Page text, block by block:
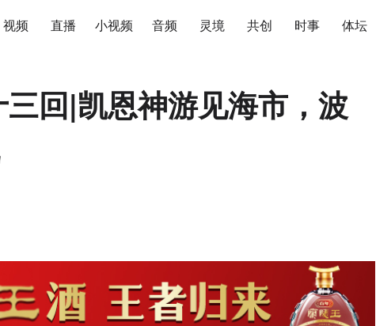
视频 直播 小视频 音频 灵境 共创 时事 体坛
三回|凯恩神游见海市，波